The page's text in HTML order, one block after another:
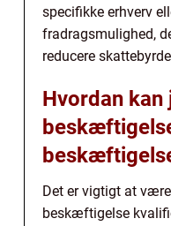
specifikke erhverv
fradragsmulighed,
reducere
Hvordan kan
Det er vigtigt at
beskæftigelse